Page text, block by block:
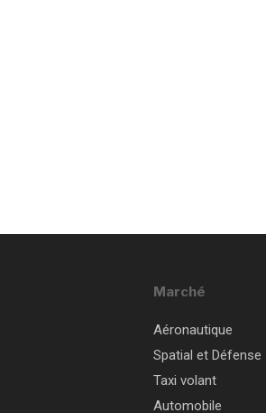
Marché
Aéronautique
Spatial et Défense
Taxi volant
Automobile